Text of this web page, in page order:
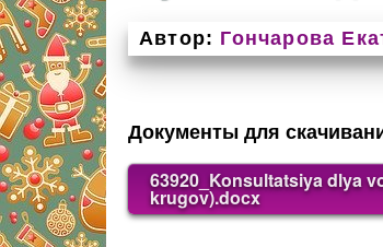
Автор: Гончарова
Документы для
63920_Konsultatsiya dlya
krugov).docx